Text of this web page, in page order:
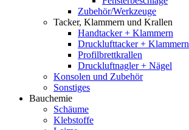
Zubehör/Werkzeuge
Tacker, Klammern und Krallen
Handtacker + Klammern
Drucklufttacker + Klammern
Profilbrettkrallen
Druckluftnagler + Nägel
Konsolen und Zubehör
Sonstiges
Bauchemie
Schäume
Klebstoffe